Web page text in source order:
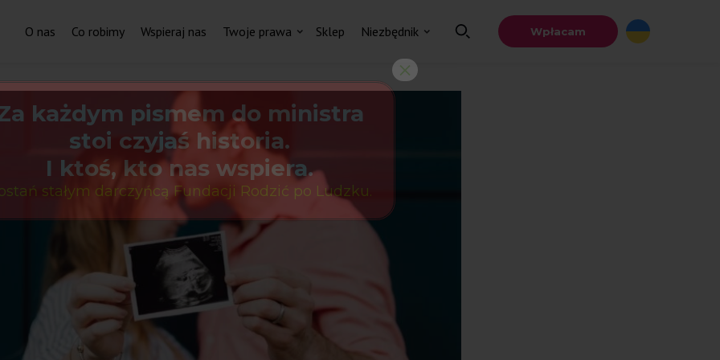
O nas Co robimy Wspieraj nas Twoje prawa Sklep Niezbędnik Wpłacam
każdym pismem do ministra
stoi czyjaś historia.
I ktoś, kto nas wspiera.
stałym darczyńcą Fundacji Rodzić po Ludzku.
×